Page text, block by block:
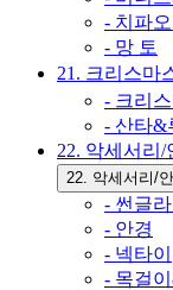
- 치파
- 망 토
21. 크리스마
- 크리
- 산타&
22. 악세서리/
22. 악세서리/
- 썬글
- 안경
- 넥타이
- 목걸